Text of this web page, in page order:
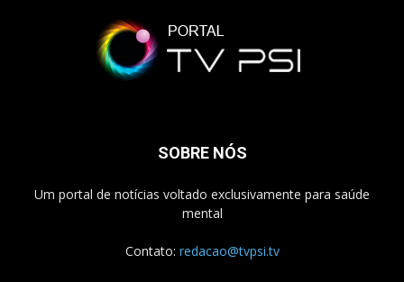
SOBRE NÓS
Um portal de notícias voltado exclusivamente para saúde
mental
Contato: redacao@tvpsi.tv